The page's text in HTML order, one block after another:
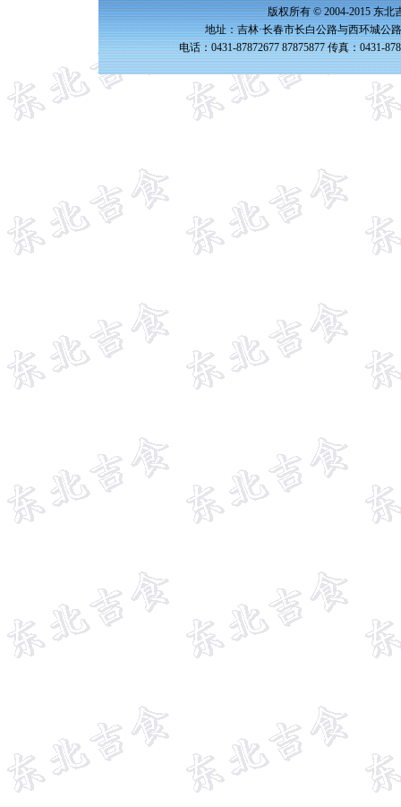
版权所有 © 2004-2015 东北
地址：吉林·长春市长白公路与西环城公
电话：0431-87872677 87875877 传真：0431-